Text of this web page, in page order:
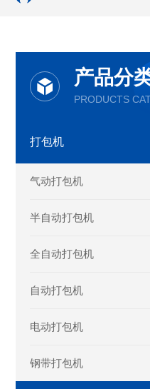
产品分
PRODUCTS
打包机
气动打包机
半自动打包机
全自动打包机
自动打包机
电动打包机
钢带打包机